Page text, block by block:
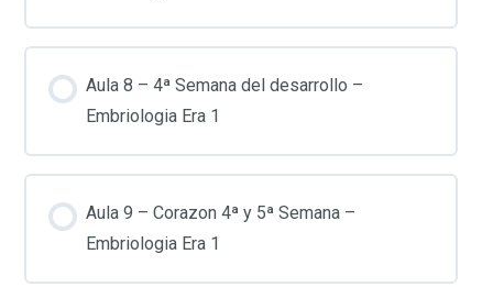
Aula 8 – 4ª Semana del desarrollo –
Embriologia Era 1
Aula 9 – Corazon 4ª y 5ª Semana –
Embriologia Era 1